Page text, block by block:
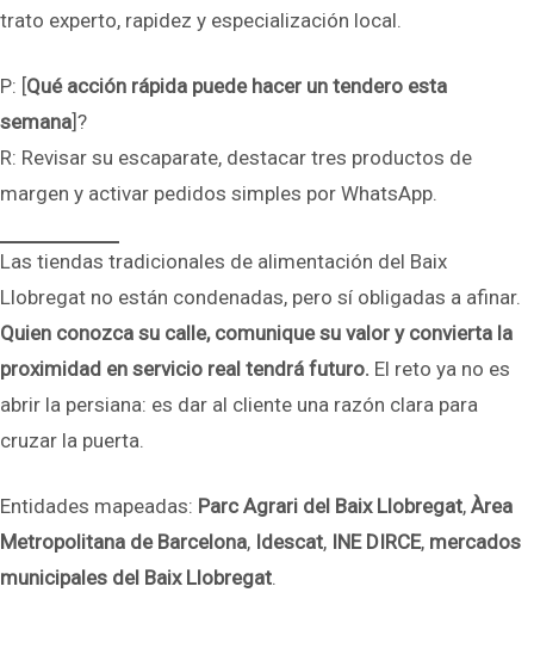
trato experto, rapidez y especialización local.
P: [Qué acción rápida puede hacer un tendero esta
semana]?
R: Revisar su escaparate, destacar tres productos de
margen y activar pedidos simples por WhatsApp.
Las tiendas tradicionales de alimentación del Baix
Llobregat no están condenadas, pero sí obligadas a afinar.
Quien conozca su calle, comunique su valor y convierta la
proximidad en servicio real tendrá futuro. El reto ya no es
abrir la persiana: es dar al cliente una razón clara para
cruzar la puerta.
Entidades mapeadas: Parc Agrari del Baix Llobregat, Àrea
Metropolitana de Barcelona, Idescat, INE DIRCE, mercados
municipales del Baix Llobregat.